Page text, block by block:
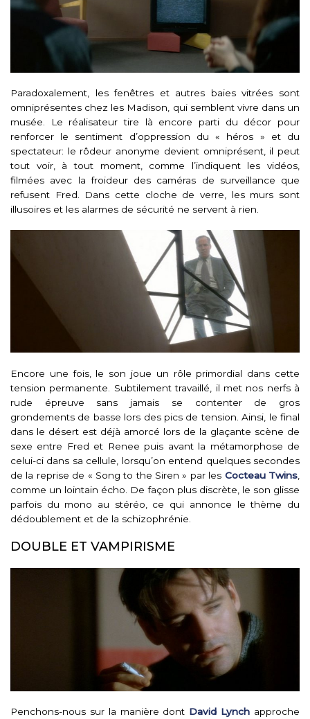
Paradoxalement, les fenêtres et autres baies vitrées sont
omniprésentes chez les Madison, qui semblent vivre dans un
musée. Le réalisateur tire là encore parti du décor pour
renforcer le sentiment d’oppression du « héros » et du
spectateur: le rôdeur anonyme devient omniprésent, il peut
tout voir, à tout moment, comme l’indiquent les vidéos,
filmées avec la froideur des caméras de surveillance que
refusent Fred. Dans cette cloche de verre, les murs sont
illusoires et les alarmes de sécurité ne servent à rien.
Encore une fois, le son joue un rôle primordial dans cette
tension permanente. Subtilement travaillé, il met nos nerfs à
rude épreuve sans jamais se contenter de gros
grondements de basse lors des pics de tension. Ainsi, le final
dans le désert est déjà amorcé lors de la glaçante scène de
sexe entre Fred et Renee puis avant la métamorphose de
celui-ci dans sa cellule, lorsqu’on entend quelques secondes
de la reprise de « Song to the Siren » par les Cocteau Twins
comme un lointain écho. De façon plus discrète, le son glisse
parfois du mono au stéréo, ce qui annonce le thème du
dédoublement et de la schizophrénie.
DOUBLE ET VAMPIRISME
Penchons-nous sur la manière dont David Lynch approche